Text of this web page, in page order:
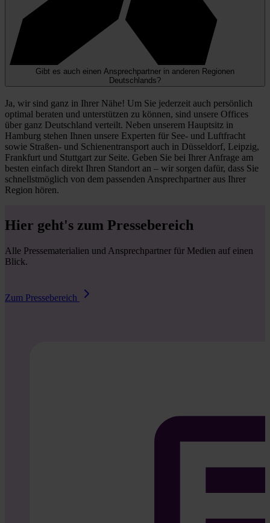
Gibt es auch einen Ansprechpartner in anderen Regionen
Deutschlands?
Ja, wir sind ganz in Ihrer Nähe! Um Sie jederzeit auch persönlich
optimal beraten und unterstützen zu können, sind unsere Offices
über ganz Deutschland verteilt. Neben unserem Hauptsitz in
Hamburg stehen Ihnen unsere Experten für See- und Luftfracht
sowie Straßen- und Schienentransport auch in Düsseldorf, Leipzig,
Frankfurt und Stuttgart zur Seite. Geben Sie bei Ihrer Anfrage am
besten einfach direkt Ihren Standort an – wir sorgen dafür, dass Sie
schnellstmöglich von dem passenden Ansprechpartner aus Ihrer
Region hören.
Hier geht's zum Pressebereich
Alle Pressematerialien und Ansprechpartner für Medien auf einen
Blick.
Zum Pressebereich